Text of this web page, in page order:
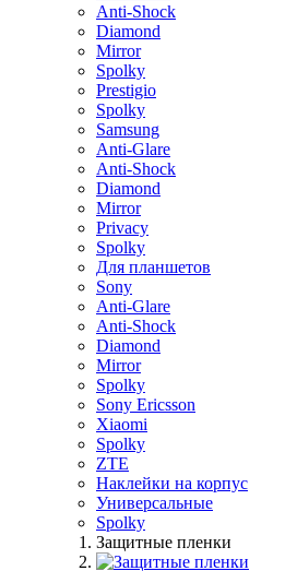
Anti-Shock
Diamond
Mirror
Spolky
Prestigio
Spolky
Samsung
Anti-Glare
Anti-Shock
Diamond
Mirror
Privacy
Spolky
Для планшетов
Sony
Anti-Glare
Anti-Shock
Diamond
Mirror
Spolky
Sony Ericsson
Xiaomi
Spolky
ZTE
Наклейки на корпус
Универсальные
Spolky
Защитные пленки